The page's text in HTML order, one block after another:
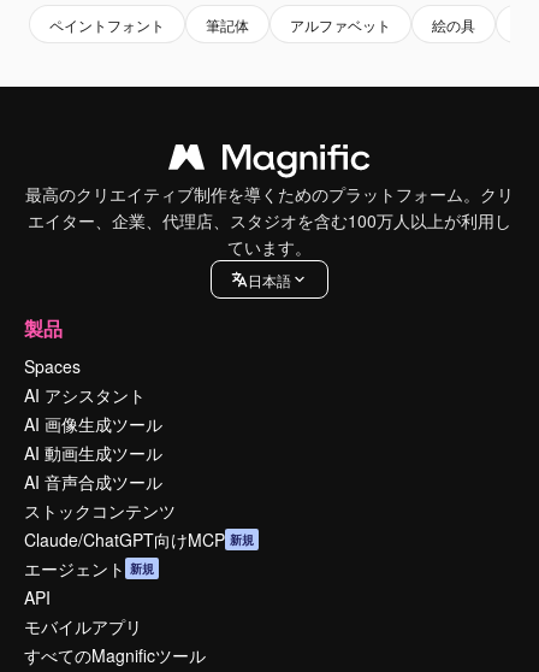
ペイントフォント 筆記体 アルファベット 絵の具
最高のクリエイティブ制作を導くためのプラットフォーム。クリ
エイター、企業、代理店、スタジオを含む100万人以上が利用し
ています。
日本語
製品
Spaces
AI アシスタント
AI 画像生成ツール
AI 動画生成ツール
AI 音声合成ツール
ストックコンテンツ
Claude/ChatGPT向けMCP 新規
エージェント 新規
API
モバイルアプリ
すべてのMagnificツール